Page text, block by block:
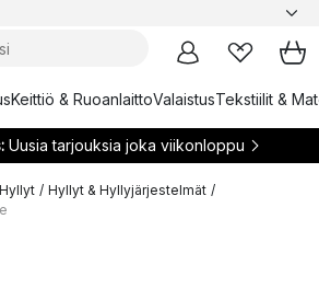
Keittiö & RuoanlaittoValaistusTekstiilit &
Uusia tarjouksia joka viikonloppu
/ Hyllyt & Hyllyjärjestelmät /